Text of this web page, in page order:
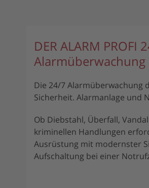
DER ALARM PROFI
Die 24/7 Alarmüberwachung
Sicherheit. Alarmanlage und
Ob Diebstahl, Überfall,
kriminellen Handlungen
Ausrüstung mit modernster
Aufschaltung bei einer